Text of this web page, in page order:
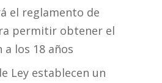
el reglamento de
permitir obtener el
a los 18 años
Ley establecen un